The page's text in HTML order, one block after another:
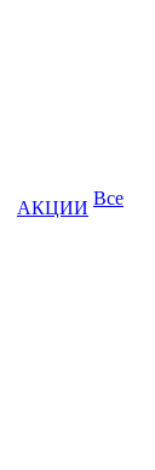
АКЦИИ Все